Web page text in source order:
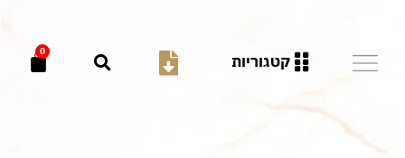
קטגוריות
0